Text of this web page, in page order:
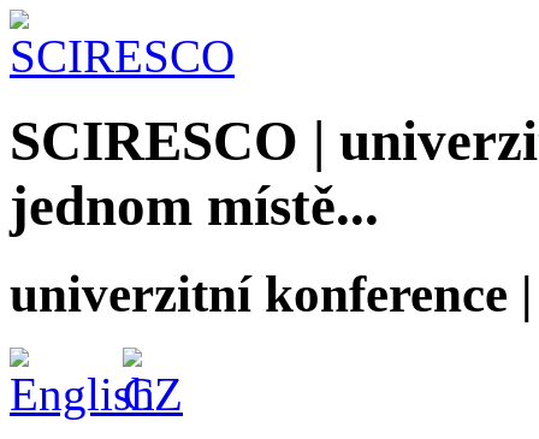
SCIRESCO |
jednom místě...
univerzitní konference